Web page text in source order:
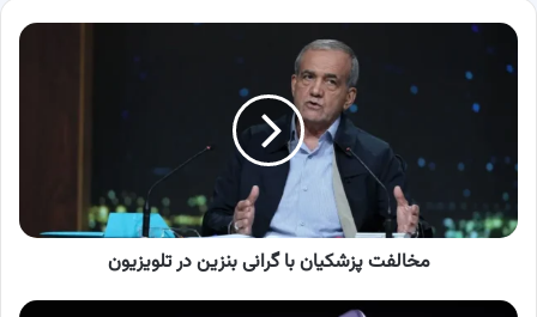
مخالفت
پزشکیان
در
تلویزیون
مخالفت پزشکیان با گرانی بنزین در تلویزیون
مشخصات